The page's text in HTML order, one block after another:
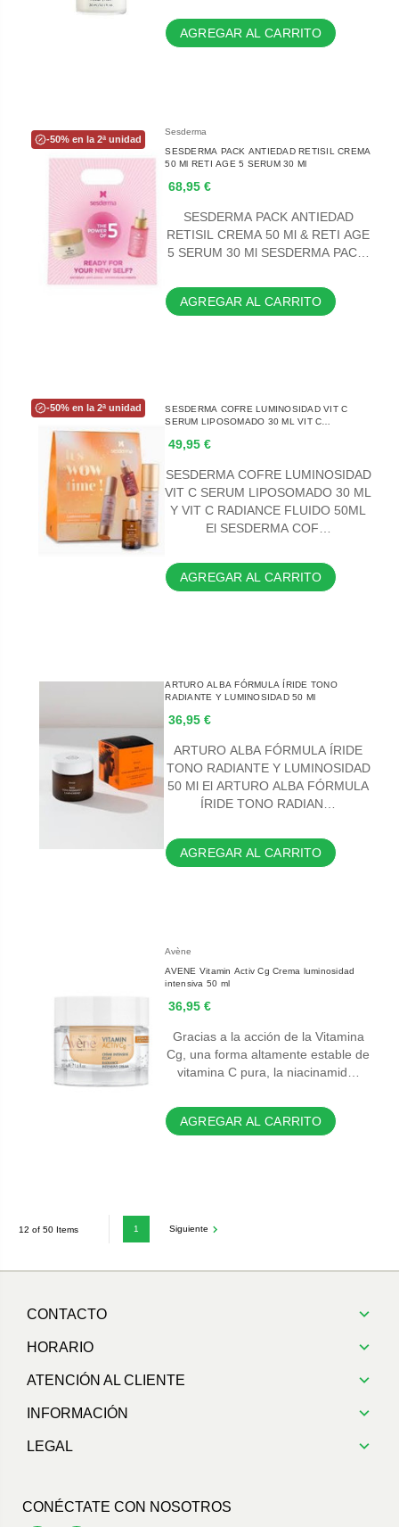
AGREGAR AL CARRITO
-50% en la 2ª unidad
Sesderma
SESDERMA PACK ANTIEDAD RETISIL CREMA
50 Ml RETI AGE 5 SERUM 30 Ml
68,95 €
SESDERMA PACK ANTIEDAD
RETISIL CREMA 50 Ml & RETI AGE
5 SERUM 30 Ml SESDERMA PAC…
AGREGAR AL CARRITO
-50% en la 2ª unidad
SESDERMA COFRE LUMINOSIDAD VIT C
SERUM LIPOSOMADO 30 ML VIT C
49,95 €
SESDERMA COFRE LUMINOSIDAD
VIT C SERUM LIPOSOMADO 30 ML
Y VIT C RADIANCE FLUIDO 50ML
El SESDERMA COF…
AGREGAR AL CARRITO
ARTURO ALBA FÓRMULA ÍRIDE TONO
RADIANTE Y LUMINOSIDAD 50 Ml
36,95 €
ARTURO ALBA FÓRMULA ÍRIDE
TONO RADIANTE Y LUMINOSIDAD
50 Ml El ARTURO ALBA FÓRMULA
ÍRIDE TONO RADIAN…
AGREGAR AL CARRITO
Avène
AVENE Vitamin Activ Cg Crema luminosidad
intensiva 50 ml
36,95 €
Gracias a la acción de la Vitamina
Cg, una forma altamente estable de
vitamina C pura, la niacinamid…
AGREGAR AL CARRITO
12 of 50 Items 1 Siguiente
CONTACTO
HORARIO
ATENCIÓN AL CLIENTE
INFORMACIÓN
LEGAL
CONÉCTATE CON NOSOTROS